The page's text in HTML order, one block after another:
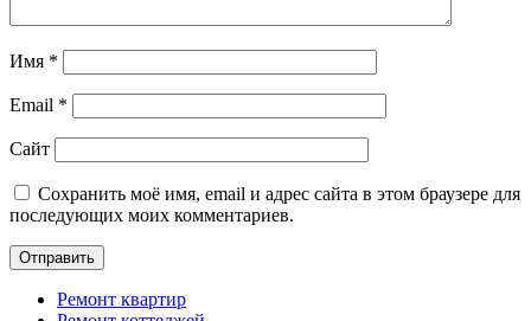
Имя *
Email *
Сайт
Сохранить моё имя, email и адрес сайта в этом браузере для
последующих моих комментариев.
Отправить
Ремонт квартир